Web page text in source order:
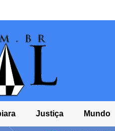
Justiça Mundo